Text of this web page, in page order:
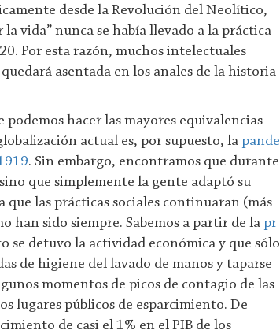
desde la Revolución del Neolítico,
la vida” nunca se había llevado a la práctica
Por esta razón, muchos intelectuales
asentada en los anales de la historia
hacer las mayores equivalencias
actual es, por supuesto, la pande
. Sin embargo, encontramos que durante
que simplemente la gente adaptó su
las prácticas sociales continuaran (más
han sido siempre. Sabemos a partir de la pr
se detuvo la actividad económica y que sólo
de higiene del lavado de manos y taparse
momentos de picos de contagio de las
lugares públicos de esparcimiento. De
de casi el 1% en el PIB de los